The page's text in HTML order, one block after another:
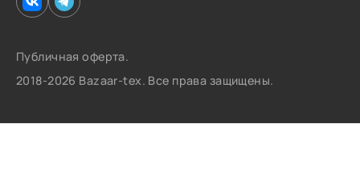
Публичная оферта.
2018-2026 Bazaar-tex. Все права защищены.